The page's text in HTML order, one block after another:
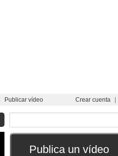
Publicar vídeo Crear cuenta
Publica un vídeo